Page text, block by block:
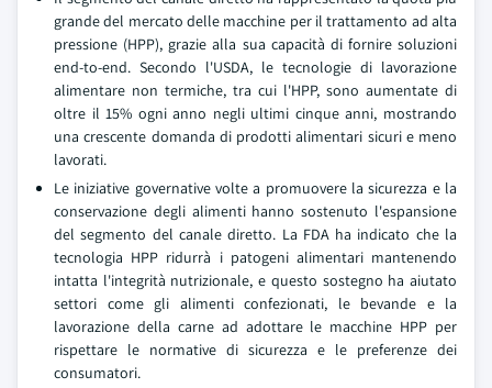
grande del mercato delle macchine per il trattamento ad alta
pressione (HPP), grazie alla sua capacità di fornire soluzioni
end-to-end. Secondo l'USDA, le tecnologie di lavorazione
alimentare non termiche, tra cui l'HPP, sono aumentate di
oltre il 15% ogni anno negli ultimi cinque anni, mostrando
una crescente domanda di prodotti alimentari sicuri e meno
lavorati.
Le iniziative governative volte a promuovere la sicurezza e la
conservazione degli alimenti hanno sostenuto l'espansione
del segmento del canale diretto. La FDA ha indicato che la
tecnologia HPP ridurrà i patogeni alimentari mantenendo
intatta l'integrità nutrizionale, e questo sostegno ha aiutato
settori come gli alimenti confezionati, le bevande e la
lavorazione della carne ad adottare le macchine HPP per
rispettare le normative di sicurezza e le preferenze dei
consumatori.